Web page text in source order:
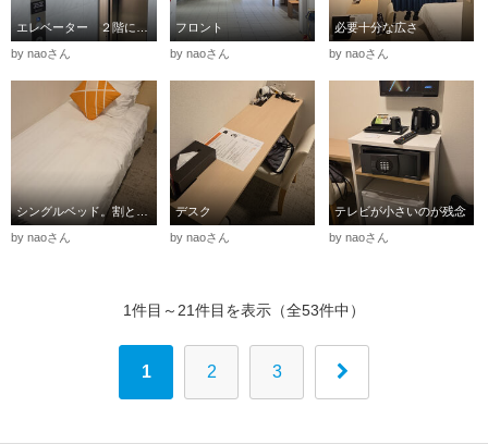
by naoさん
フロント
by naoさん
必要十分な広さ
by naoさん
by naoさん
デスク
by naoさん
テレビが小さいのが残念
by naoさん
1件目～21件目を表示（全53件中）
1 2 3